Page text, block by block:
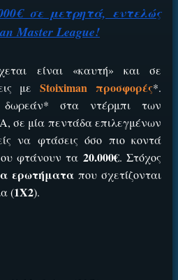
σε μετρητά, εντελώς
Master League!
είναι «καυτή» και σε
μεStoiximan προσφορές*.
δωρεάν* στα ντέρμπι των
σε μία πεντάδα επιλεγμένων
να φτάσεις όσο πιο κοντά
φτάνουν τα 20.000€. Στόχος
ερωτήματα που σχετίζονται
(1Χ2).